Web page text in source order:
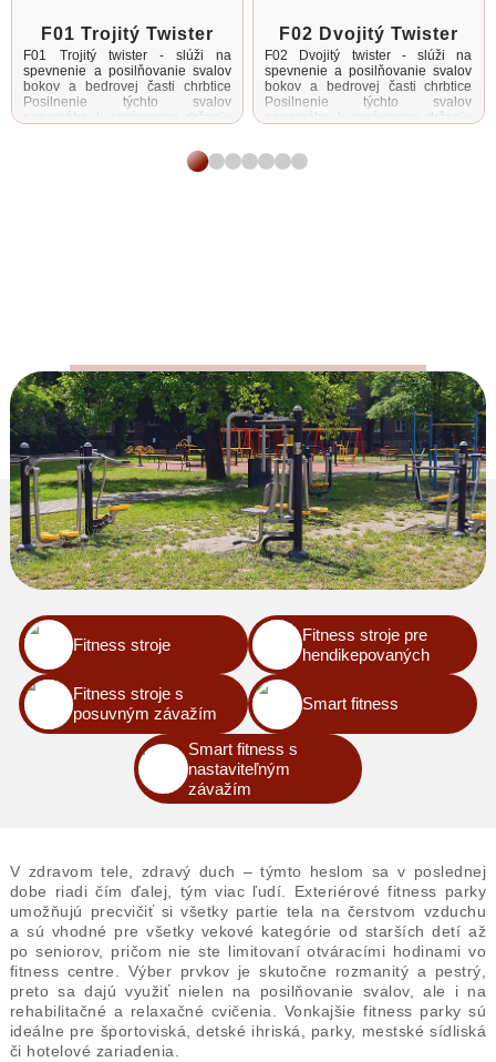
F01 Trojitý Twister
F01 Trojitý twister - slúži na
spevnenie a posilňovanie svalov
bokov a bedrovej časti chrbtice
Posilnenie týchto svalov
napomáha k správnemu držaniu
F02 Dvojitý Twister
F02 Dvojitý twister - slúži na
spevnenie a posilňovanie svalov
bokov a bedrovej časti chrbtice
Posilnenie týchto svalov
napomáha k správnemu držaniu
Fitness stroje
Fitness stroje pre
hendikepovaných
Fitness stroje s
posuvným závažím
Smart fitness
Smart fitness s
nastaviteľným
závažím
V zdravom tele, zdravý duch – týmto heslom sa v poslednej
dobe riadi čím ďalej, tým viac ľudí. Exteriérové fitness parky
umožňujú precvičiť si všetky partie tela na čerstvom vzduchu
a sú vhodné pre všetky vekové kategórie od starších detí až
po seniorov, pričom nie ste limitovaní otváracími hodinami vo
fitness centre. Výber prvkov je skutočne rozmanitý a pestrý,
preto sa dajú využiť nielen na posilňovanie svalov, ale i na
rehabilitačné a relaxačné cvičenia. Vonkajšie fitness parky sú
ideálne pre športoviská, detské ihriská, parky, mestské sídliská
či hotelové zariadenia.